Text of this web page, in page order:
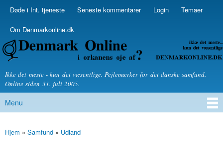
Skip to
Secondary menu
Døde i Int. tjeneste Seneste kommentarer Login Temaer
Om Denmarkonline.dk
Denmarkonline.dk - blognyheder om politik
Ikke det meste - kun det væsentlige. Pejlemærker for det danske samfund.
Online siden 31. juli 2005.
Main menu
Menu
You are here
Hjem » Samfund » Udland